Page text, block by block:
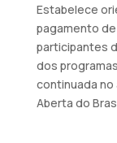
Estabelece
pagamento
participantes
dos
continuada no
Aberta do